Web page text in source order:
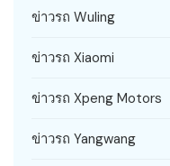
ข่าวรถ Wuling
ข่าวรถ Xiaomi
ข่าวรถ Xpeng Motors
ข่าวรถ Yangwang